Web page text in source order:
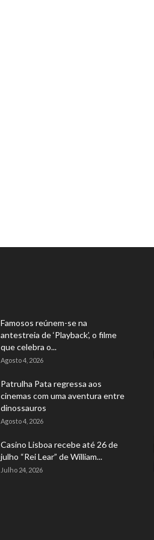
Famosos reúnem-se na
antestreia de ‘Playback’, o filme
que celebra o...
Agosto 4, 2026
Patrulha Pata regressa aos
cinemas com uma aventura entre
dinossauros
Agosto 4, 2026
Casino Lisboa recebe até 26 de
julho “Rei Lear” de William...
Julho 24, 2026